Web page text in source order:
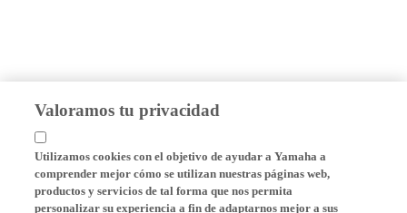
Valoramos tu privacidad
Utilizamos cookies con el objetivo de ayudar a Yamaha a
comprender mejor cómo se utilizan nuestras páginas web,
productos y servicios de tal forma que nos permita
personalizar su experiencia a fin de adaptarnos mejor a sus